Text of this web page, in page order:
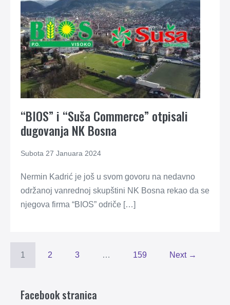
“BIOS” i “Suša Commerce” otpisali
dugovanja NK Bosna
Subota 27 Januara 2024
Nermin Kadrić je još u svom govoru na nedavno
održanoj vanrednoj skupštini NK Bosna rekao da se
njegova firma “BIOS” odriče […]
1 2 3 … 159 Next →
Facebook stranica